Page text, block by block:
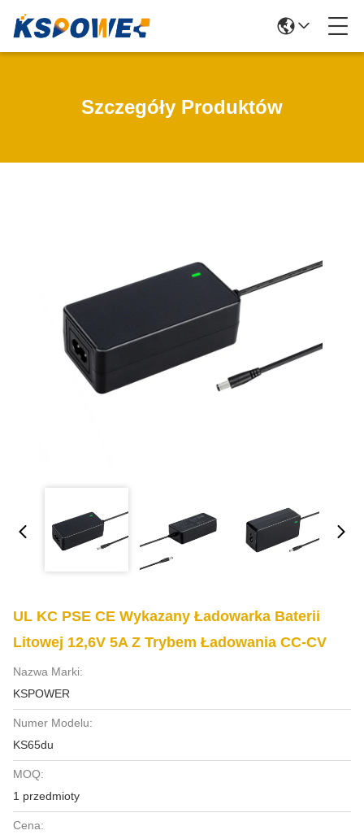
Szczegóły Produktów
UL KC PSE CE Wykazany Ładowarka Baterii
Litowej 12,6V 5A Z Trybem Ładowania CC-CV
Nazwa Marki:
KSPOWER
Numer Modelu:
KS65du
MOQ:
1 przedmioty
Cena: